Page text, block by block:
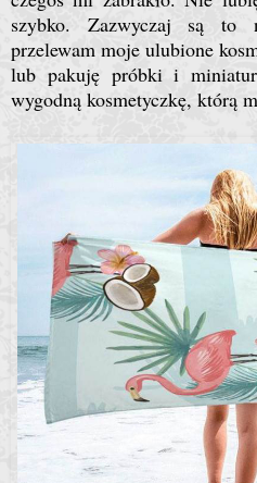
szybko. Zazwyczaj są to
przelewam moje ulubione
lub pakuję próbki i
wygodną kosmetyczkę, którą